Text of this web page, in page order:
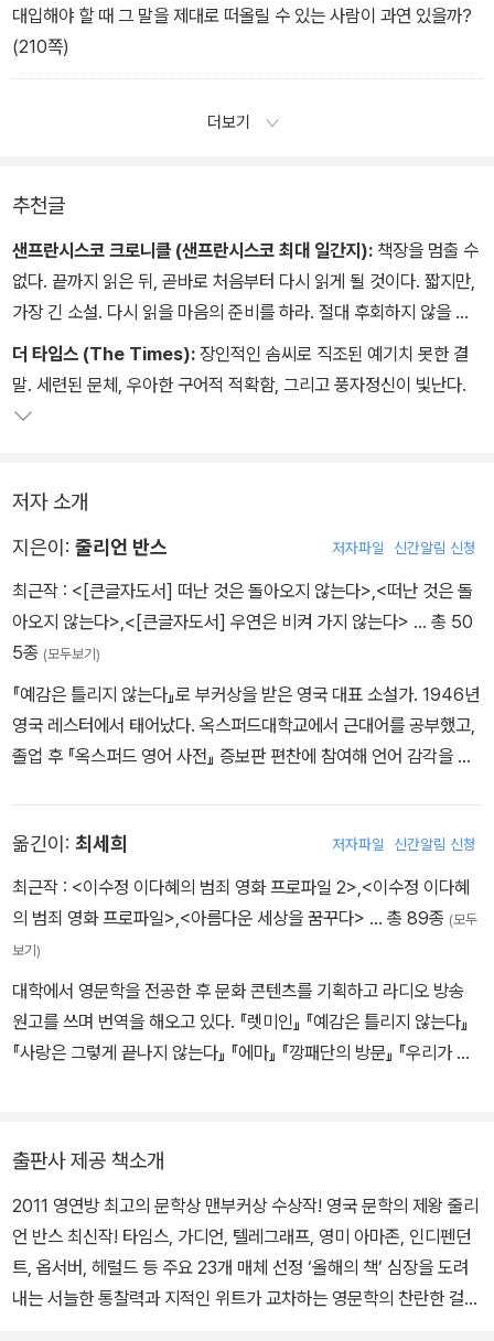
대입해야 할 때 그 말을 제대로 떠올릴 수 있는 사람이 과연 있을까?
(210쪽)
더보기
추천글
샌프란시스코 크로니클 (샌프란시스코 최대 일간지): 책장을 멈출 수
없다. 끝까지 읽은 뒤, 곧바로 처음부터 다시 읽게 될 것이다. 짧지만,
가장 긴 소설. 다시 읽을 마음의 준비를 하라. 절대 후회하지 않을 것
이다.
더 타임스 (The Times): 장인적인 솜씨로 직조된 예기치 못한 결
말. 세련된 문체, 우아한 구어적 적확함, 그리고 풍자정신이 빛난다.
저자 소개
지은이: 줄리언 반스 저자파일 신간알림 신청
최근작 : <[큰글자도서] 떠난 것은 돌아오지 않는다> <떠난 것은 돌
아오지 않는다> <[큰글자도서] 우연은 비켜 가지 않는다> … 총 50
5종 (모두보기)
『예감은 틀리지 않는다』로 부커상을 받은 영국 대표 소설가. 1946년
영국 레스터에서 태어났다. 옥스퍼드대학교에서 근대어를 공부했고,
졸업 후 『옥스퍼드 영어 사전』 증보판 편찬에 참여해 언어 감각을 단
으며 등단하여 지난 50년간 가장 독창적인 작가로 꼽히는 그는 소설,
에세이, 비평 등 수많은 저서를 발표했다. 형식과 문체를 실험하며 사
랑과 상실, 역사와 진실, 인간의 기억과 삶이라는 주제를 집요하게 천
착해 왔다. 그의 지문과도 같은 지적인 유머를 바탕으로, 대중성과 문
해 왔고, 40개 이상의 언어로 번역 출간되었다. 2011년 발표한 『예
감은 틀리지 않는다』는 부커상 본심을 시작한 지 단 31분 만에 심사
위원 만장일치로 수상이 결정되며 그의 문학적 정점을 상징하는 작품
난 것은 돌아오지 않는다』는 자신의 끝을 예감하며 집필한 자전적 소
근원적이고 최종적인 질문을 탐색한 줄리언 반스의 생애 마지막 작품
이다.
옮긴이: 최세희 저자파일 신간알림 신청
최근작 : <이수정 이다혜의 범죄 영화 프로파일 2> <이수정 이다혜
의 범죄 영화 프로파일> <아름다운 세상을 꿈꾸다> … 총 89종 (모두
보기)
대학에서 영문학을 전공한 후 문화 콘텐츠를 기획하고 라디오 방송
원고를 쓰며 번역을 해오고 있다. 『렛미인』 『예감은 틀리지 않는다』
『사랑은 그렇게 끝나지 않는다』 『에마』 『깡패단의 방문』 『우리가 볼
출판사 제공 책소개
2011 영연방 최고의 문학상 맨부커상 수상작! 영국 문학의 제왕 줄리
언 반스 최신작! 타임스, 가디언, 텔레그래프, 영미 아마존, 인디펜던
트, 옵서버, 헤럴드 등 주요 23개 매체 선정 ‘올해의 책’ 심장을 도려
내는 서늘한 통찰력과 지적인 위트가 교차하는 영문학의 찬란한 걸